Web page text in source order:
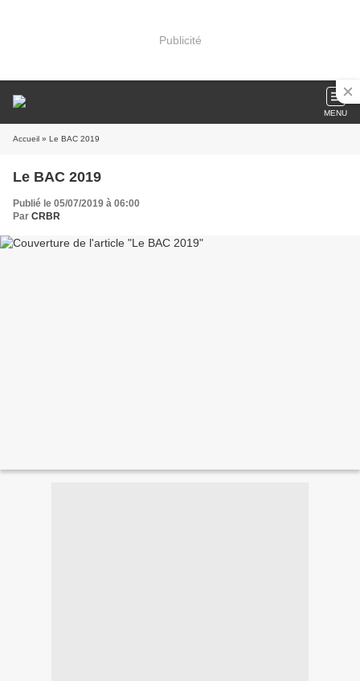
Publicité
MENU
Accueil » Le BAC 2019
Le BAC 2019
Publié le 05/07/2019 à 06:00
Par CRBR